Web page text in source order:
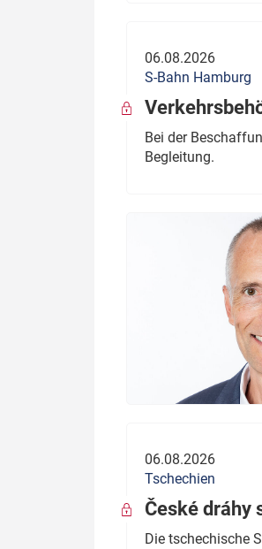
06.08.2026
S-Bahn Hamburg
Bei der
Begleitung.
06.08.2026
Tschechien
České dráhy
Die tschechische